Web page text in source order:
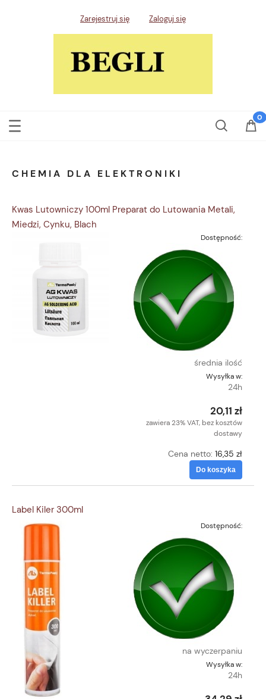
Zarejestruj się Zaloguj się
CHEMIA DLA ELEKTRONIKI
Kwas Lutowniczy 100ml Preparat do Lutowania Metali,
Miedzi, Cynku, Blach
Dostępność:
średnia ilość
Wysyłka w:
24h
20,11 zł
zawiera 23% VAT, bez kosztów
dostawy
Cena netto: 16,35 zł
Do koszyka
Label Kiler 300ml
Dostępność:
na wyczerpaniu
Wysyłka w:
24h